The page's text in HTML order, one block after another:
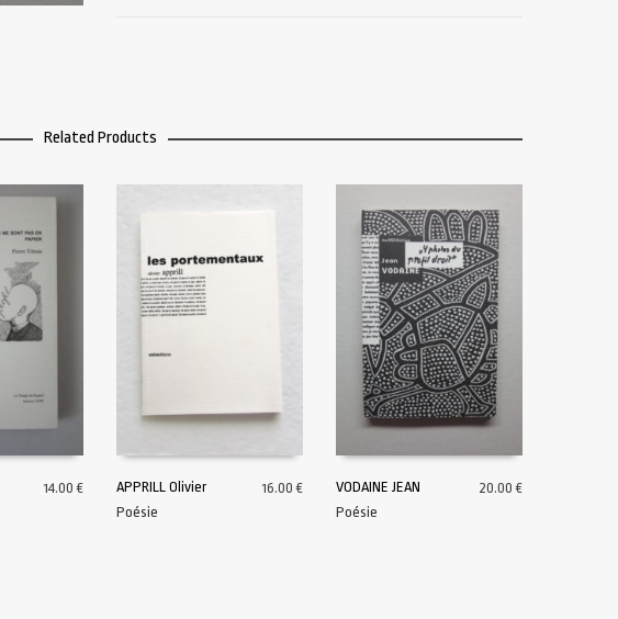
Related Products
14.00€
APPRILL Olivier
Poésie
16.00€
VODAINE JEAN
Poésie
20.00€